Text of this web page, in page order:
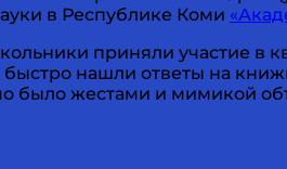
в Республике Коми
приняли участие в
нашли ответы на
было жестами и мимикой